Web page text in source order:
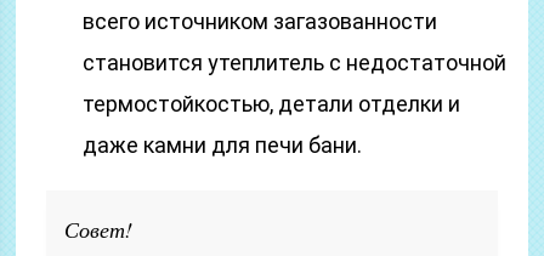
всего источником загазованности
становится утеплитель с недостаточной
термостойкостью, детали отделки и
даже камни для печи бани.
Совет!